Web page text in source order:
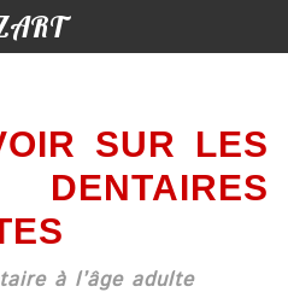
SUR LES
DENTAIRES
à l’âge adulte